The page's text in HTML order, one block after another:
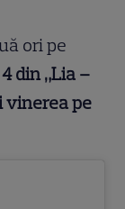
ori pe
din „Lia –
vinerea pe